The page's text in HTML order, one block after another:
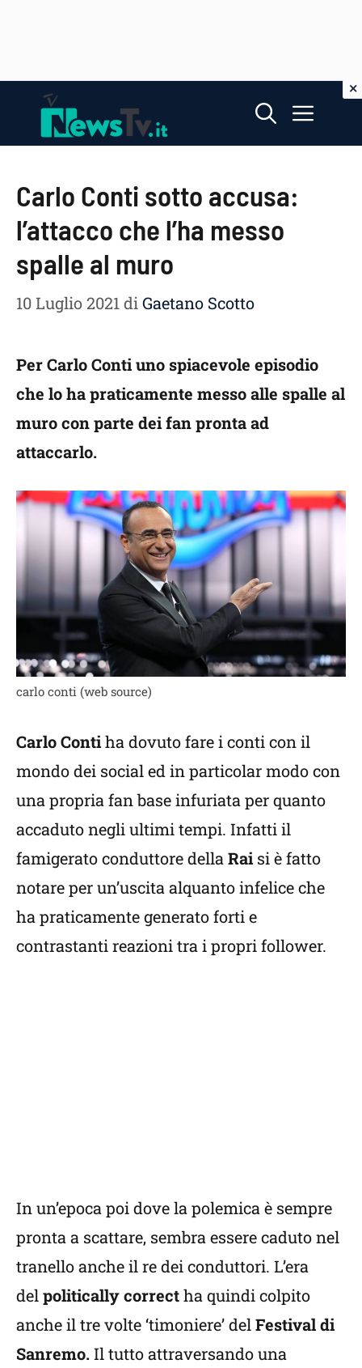
contenuto
Menu
Carlo Conti sotto accusa:
l’attacco che l’ha messo
spalle al muro
10 Luglio 2021 diGaetano Scotto
Per Carlo Conti uno spiacevole episodio
che lo ha praticamente messo alle spalle al
muro con parte dei fan pronta ad
attaccarlo.
carlo conti (web source)
Carlo Contiha dovuto fare i conti con il
mondo dei social ed in particolar modo con
una propria fan base infuriata per quanto
accaduto negli ultimi tempi. Infatti il
famigerato conduttore della Rai si è fatto
notare per un’uscita alquanto infelice che
ha praticamente generato forti e
contrastanti reazioni tra i propri follower.
In un’epoca poi dove la polemica è sempre
pronta a scattare, sembra essere caduto nel
tranello anche il re dei conduttori. L’era
delpolitically correctha quindi colpito
anche il tre volte ‘timoniere’ delFestival di
Sanremo.Il tutto attraversando una